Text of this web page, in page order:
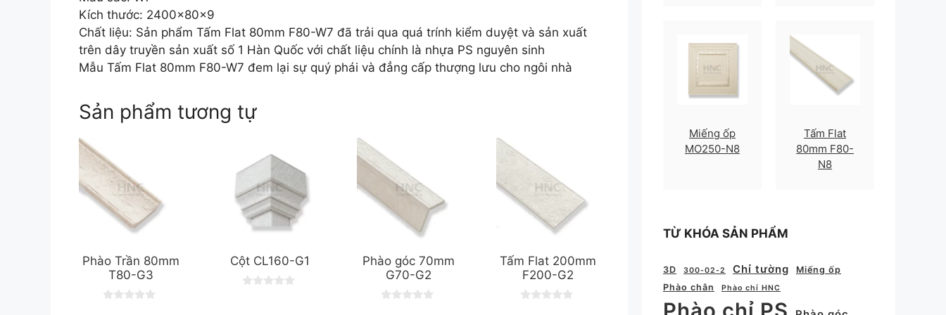
Kích thước: 2400x80x9
Chất liệu: Sản phẩm Tấm Flat 80mm F80-W7 đã trải qua quá trính kiểm duyệt và sản xuất
trên dây truyền sản xuất số 1 Hàn Quốc với chất liệu chính là nhựa PS nguyên sinh
Mẫu Tấm Flat 80mm F80-W7 đem lại sự quý phái và đẳng cấp thượng lưu cho ngôi nhà
Sản phẩm tương tự
Phào Trần 80mm
T80-G3
Cột CL160-G1
Phào góc 70mm
G70-G2
Tấm Flat 200mm
F200-G2
Miếng ốp
MO250-N8
Tấm Flat
80mm F80-
N8
TỪ KHÓA SẢN PHẨM
3D 300-02-2 Chỉ tường
Miếng ốp
Phào chân
Phào chỉ HNC